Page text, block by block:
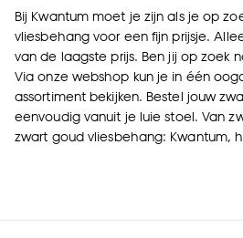
Bij Kwantum moet je zijn als je op
vliesbehang voor een fijn prijsje.
van de laagste prijs. Ben jij op zoek
Via onze webshop kun je in één
assortiment bekijken. Bestel jouw
eenvoudig vanuit je luie stoel. Van
zwart goud vliesbehang: Kwantum,